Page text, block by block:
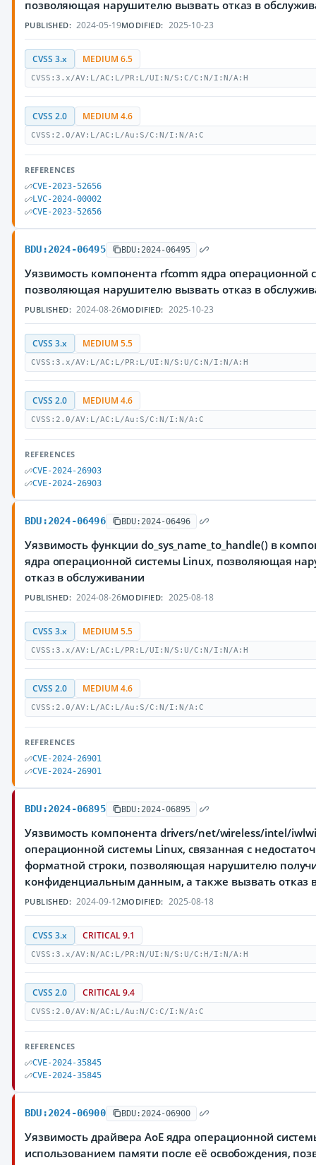
позволяющая нарушителю вызвать отказ в
PUBLISHED: 2024-05-19MODIFIED: 2025-10-23
CVSS 3.x MEDIUM 6.5
CVSS:3.x/AV:L/AC:L/PR:L/UI:N/S:C/C:N/I:N/A:H
CVSS 2.0 MEDIUM 4.6
CVSS:2.0/AV:L/AC:L/Au:S/C:N/I:N/A:C
REFERENCES
CVE-2023-52656
LVC-2024-00002
CVE-2023-52656
BDU:2024-06495 BDU:2024-06495
Уязвимость компонента rfcomm ядра операционной
позволяющая нарушителю вызвать отказ в
PUBLISHED: 2024-08-26MODIFIED: 2025-10-23
CVSS 3.x MEDIUM 5.5
CVSS:3.x/AV:L/AC:L/PR:L/UI:N/S:U/C:N/I:N/A:H
CVSS 2.0 MEDIUM 4.6
CVSS:2.0/AV:L/AC:L/Au:S/C:N/I:N/A:C
REFERENCES
CVE-2024-26903
CVE-2024-26903
BDU:2024-06496 BDU:2024-06496
Уязвимость функции do_sys_name_to_handle() в
ядра операционной системы Linux, позволяющая
отказ в обслуживании
PUBLISHED: 2024-08-26MODIFIED: 2025-08-18
CVSS 3.x MEDIUM 5.5
CVSS:3.x/AV:L/AC:L/PR:L/UI:N/S:U/C:N/I:N/A:H
CVSS 2.0 MEDIUM 4.6
CVSS:2.0/AV:L/AC:L/Au:S/C:N/I:N/A:C
REFERENCES
CVE-2024-26901
CVE-2024-26901
BDU:2024-06895 BDU:2024-06895
Уязвимость компонента drivers/net/wireless/intel/
операционной системы Linux, связанная с
форматной строки, позволяющая нарушителю
конфиденциальным данным, а также вызвать отказ
PUBLISHED: 2024-09-12MODIFIED: 2025-08-18
CVSS 3.x CRITICAL 9.1
CVSS:3.x/AV:N/AC:L/PR:N/UI:N/S:U/C:H/I:N/A:H
CVSS 2.0 CRITICAL 9.4
CVSS:2.0/AV:N/AC:L/Au:N/C:C/I:N/A:C
REFERENCES
CVE-2024-35845
CVE-2024-35845
BDU:2024-06900 BDU:2024-06900
Уязвимость драйвера AoE ядра операционной
использованием памяти после её освобождения,